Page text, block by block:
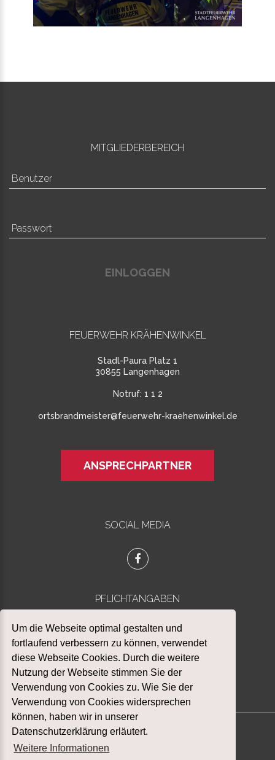
Um die Webseite optimal gestalten und
fortlaufend verbessern zu können, verwendet
diese Webseite Cookies. Durch die weitere
Nutzung der Webseite stimmen Sie der
Verwendung von Cookies zu. Wie Sie der
Verwendung von Cookies widersprechen
können, haben wir in unserer
Datenschutzerklärung erläutert.
Weitere Informationen
MITGLIEDERBEREICH
EINLOGGEN
FEUERWEHR KRÄHENWINKEL
Stadl-Paura Platz 1
30855 Langenhagen
Notruf: 1 1 2
ortsbrandmeister@feuerwehr-kraehenwinkel.de
ANSPRECHPARTNER
SOCIAL MEDIA
PFLICHTANGABEN
Datenschutz
Impressum